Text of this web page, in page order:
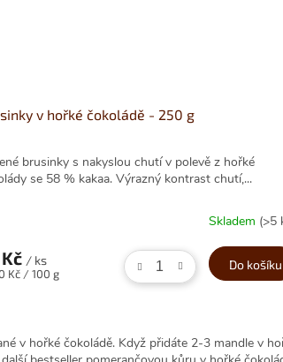
v hořké čokoládě - 250 g
brusinky s nakyslou chutí v polevě z hořké
se 58 % kakaa. Výrazný kontrast chutí,...
Skladem (>5
/ ks
Kč / 100 g
Do košíku
l
v hořké čokoládě. Když přidáte 2-3 mandle v